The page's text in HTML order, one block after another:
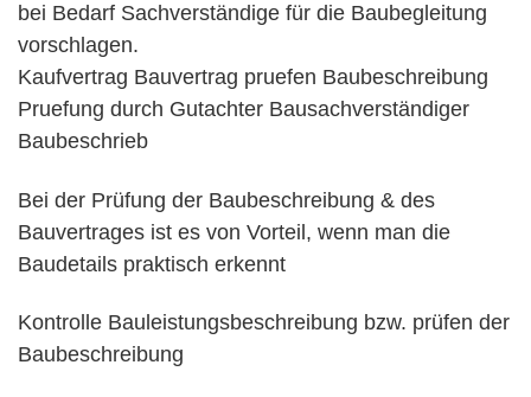
bei Bedarf Sachverständige für die Baubegleitung
vorschlagen.
Kaufvertrag Bauvertrag pruefen Baubeschreibung
Pruefung durch Gutachter Bausachverständiger
Baubeschrieb
Bei der Prüfung der Baubeschreibung & des
Bauvertrages ist es von Vorteil, wenn man die
Baudetails praktisch erkennt
Kontrolle Bauleistungsbeschreibung bzw. prüfen der
Baubeschreibung